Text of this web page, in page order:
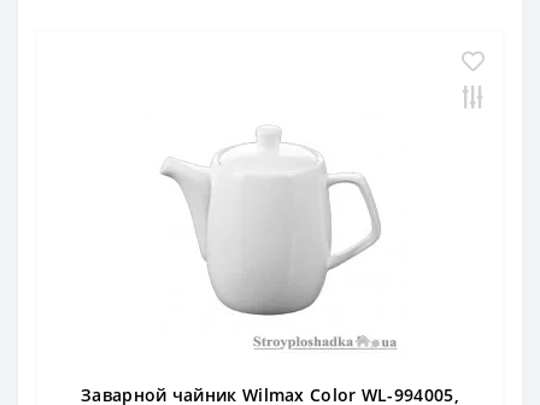
Заварной чайник Wilmax Color WL-994005,